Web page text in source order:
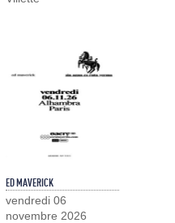
ED MAVERICK
vendredi 06
novembre 2026